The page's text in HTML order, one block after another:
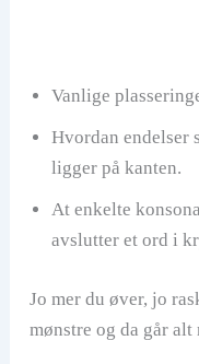
Vanlige
Hvordan endelser
ligger på kanten.
At enkelte
avslutter et ord i
Jo mer du øver, jo
mønstre og da går alt